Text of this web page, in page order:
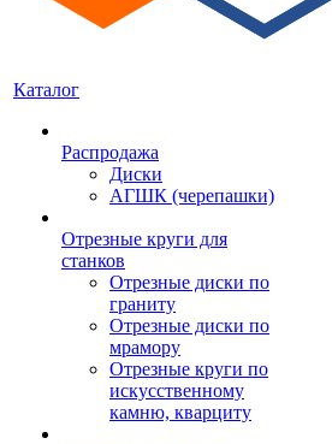
Каталог
Распродажа
Диски
АГШК (черепашки)
Отрезные круги для
станков
Отрезные диски по
граниту
Отрезные диски по
мрамору
Отрезные круги по
искусственному
камню, кварциту